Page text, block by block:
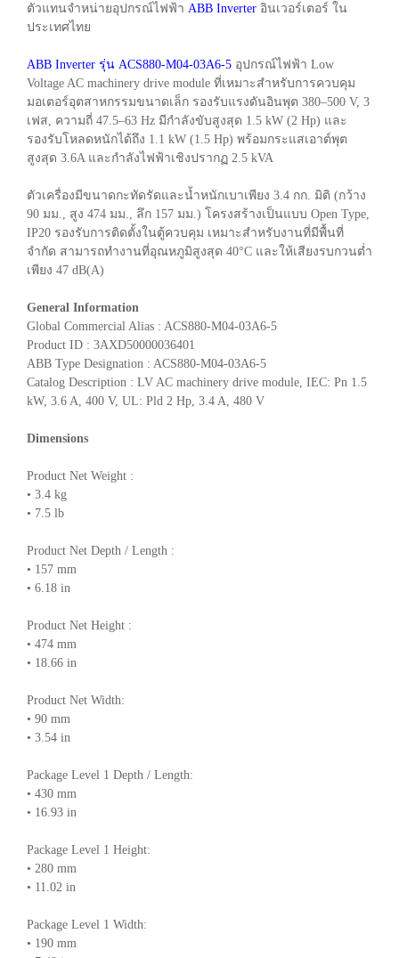
ตัวแทนจำหน่ายอุปกรณ์ไฟฟ้า ABB Inverter อินเวอร์เตอร์ ใน
ประเทศไทย
ABB Inverter รุ่น ACS880-M04-03A6-5 อุปกรณ์ไฟฟ้า Low
Voltage AC machinery drive module ที่เหมาะสำหรับการควบคุม
มอเตอร์อุตสาหกรรมขนาดเล็ก รองรับแรงดันอินพุต 380–500 V, 3
เฟส, ความถี่ 47.5–63 Hz มีกำลังขับสูงสุด 1.5 kW (2 Hp) และ
รองรับโหลดหนักได้ถึง 1.1 kW (1.5 Hp) พร้อมกระแสเอาต์พุต
สูงสุด 3.6A และกำลังไฟฟ้าเชิงปรากฏ 2.5 kVA
ตัวเครื่องมีขนาดกะทัดรัดและน้ำหนักเบาเพียง 3.4 กก. มิติ (กว้าง
90 มม., สูง 474 มม., ลึก 157 มม.) โครงสร้างเป็นแบบ Open Type,
IP20 รองรับการติดตั้งในตู้ควบคุม เหมาะสำหรับงานที่มีพื้นที่
จำกัด สามารถทำงานที่อุณหภูมิสูงสุด 40°C และให้เสียงรบกวนต่ำ
เพียง 47 dB(A)
General Information
Global Commercial Alias : ACS880-M04-03A6-5
Product ID : 3AXD50000036401
ABB Type Designation : ACS880-M04-03A6-5
Catalog Description : LV AC machinery drive module, IEC: Pn 1.5
kW, 3.6 A, 400 V, UL: Pld 2 Hp, 3.4 A, 480 V
Dimensions
Product Net Weight :
• 3.4 kg
• 7.5 lb
Product Net Depth / Length :
• 157 mm
• 6.18 in
Product Net Height :
• 474 mm
• 18.66 in
Product Net Width:
• 90 mm
• 3.54 in
Package Level 1 Depth / Length:
• 430 mm
• 16.93 in
Package Level 1 Height:
• 280 mm
• 11.02 in
Package Level 1 Width:
• 190 mm